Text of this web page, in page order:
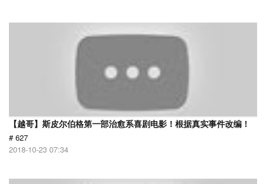
【越哥】斯皮尔伯格第一部治愈系喜剧电影！根据真实事件改编！
# 627
2018-10-23 07:34